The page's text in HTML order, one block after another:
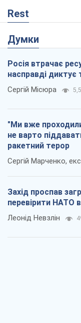
Rest
Думки
Росія втрачає
насправді диктує
Сергій Місюра
"Ми вже проходили
не варто
ракетний терор
Сергій Марченко,
Захід проспав
перевірити НАТО
Леонід Невзлін